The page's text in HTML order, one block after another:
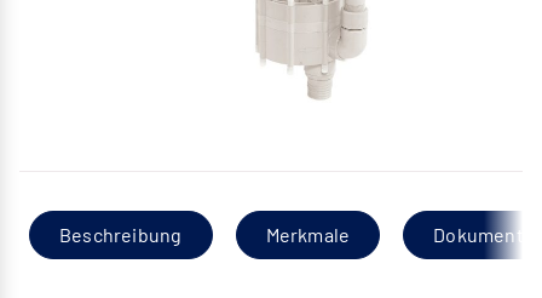
Beschreibung Merkmale